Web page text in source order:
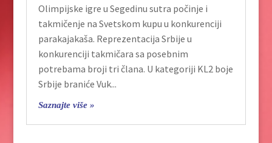
Olimpijske igre u Segedinu sutra počinje i
takmičenje na Svetskom kupu u konkurenciji
parakajakaša. Reprezentacija Srbije u
konkurenciji takmičara sa posebnim
potrebama broji tri člana. U kategoriji KL2 boje
Srbije braniće Vuk...
Saznajte više »